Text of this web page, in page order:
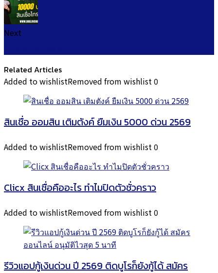
Next
Related Articles
Added to wishlistRemoved from wishlist0
สินเชื่อ ออมสิน เติมตังค์ ยืมเงิน 5000 ด่วน 2569
Added to wishlistRemoved from wishlist0
Clicx สินเชื่อคืออะไร ทำไมปิดตัวชั่วคราว
Added to wishlistRemoved from wishlist0
รีวิวแอปกู้เงินด่วน ปี 2569 ติดบูโรก็ยังกู้ได้ สมัคร